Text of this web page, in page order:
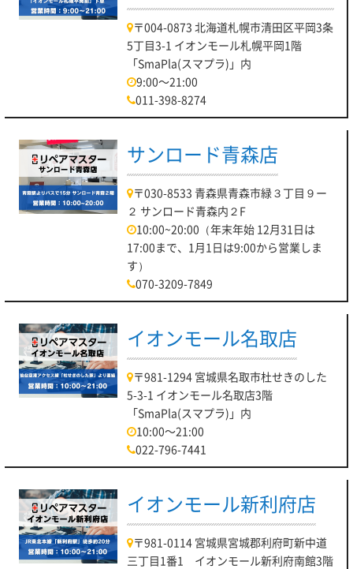
〒004-0873 北海道札幌市清田区平岡3条
5丁目3-1 イオンモール札幌平岡1階
「SmaPla(スマプラ)」内
9:00～21:00
011-398-8274
サンロード青森店
〒030-8533 青森県青森市緑３丁目９ー
２ サンロード青森内２F
10:00~20:00（年末年始 12月31日は
17:00まで、1月1日は9:00から営業しま
す）
070-3209-7849
イオンモール名取店
〒981-1294 宮城県名取市杜せきのした
5-3-1 イオンモール名取店3階
「SmaPla(スマプラ)」内
10:00～21:00
022-796-7441
イオンモール新利府店
〒981-0114 宮城県宮城郡利府町新中道
三丁目1番1 イオンモール新利府南館3階